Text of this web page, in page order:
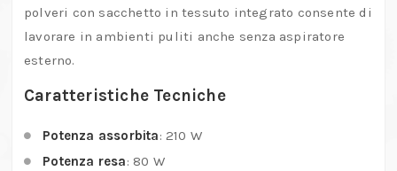
polveri con sacchetto in tessuto integrato consente di
lavorare in ambienti puliti anche senza aspiratore
esterno.
Caratteristiche Tecniche
Potenza assorbita:210 W
Potenza resa: 80 W